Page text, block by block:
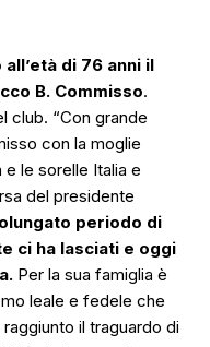
all’età di 76 anni il
B. Commisso.
club. “Con grande
con la moglie
le sorelle Italia e
del presidente
periodo di
ci ha lasciati e oggi
Per la sua famiglia è
leale e fedele che
il traguardo di